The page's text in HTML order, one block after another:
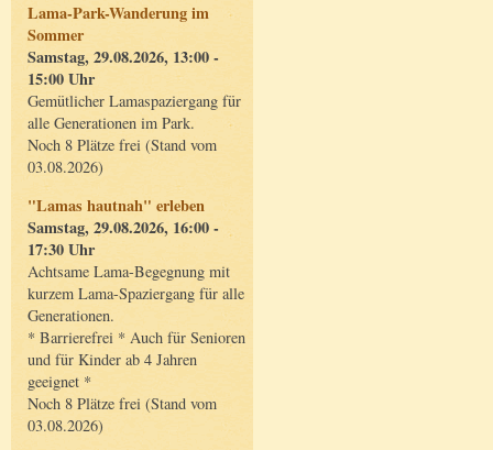
Lama-Park-Wanderung im
Sommer
Samstag, 29.08.2026, 13:00 -
15:00 Uhr
Gemütlicher Lamaspaziergang für
alle Generationen im Park.
Noch 8 Plätze frei (Stand vom
03.08.2026)
"Lamas hautnah" erleben
Samstag, 29.08.2026, 16:00 -
17:30 Uhr
Achtsame Lama-Begegnung mit
kurzem Lama-Spaziergang für alle
Generationen.
* Barrierefrei * Auch für Senioren
und für Kinder ab 4 Jahren
geeignet *
Noch 8 Plätze frei (Stand vom
03.08.2026)